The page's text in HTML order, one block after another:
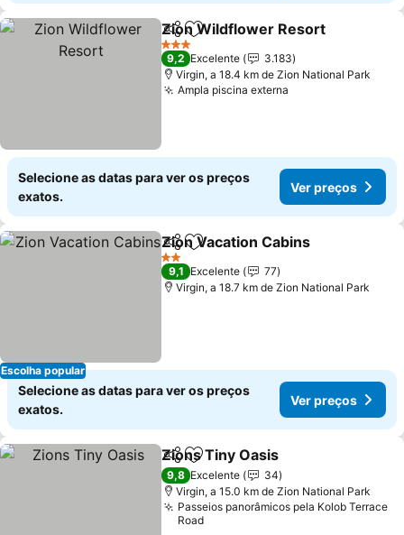
PartilharAdicionar aos favoritos
Zion Wildflower Resort
3 Estrelas
9,2 Excelente
3.183
Virgin, a 18.4 km de Zion National Park
Ampla piscina externa
Selecione as datas para ver os preços
exatos.
Ver preços
Escolha popular
PartilharAdicionar aos favoritos
Zion Vacation Cabins
2 Estrelas
9,1 Excelente
77
Virgin, a 18.7 km de Zion National Park
Selecione as datas para ver os preços
exatos.
Ver preços
PartilharAdicionar aos favoritos
Zions Tiny Oasis
9,8 Excelente
34
Virgin, a 15.0 km de Zion National Park
Passeios panorâmicos pela Kolob Terrace
Road